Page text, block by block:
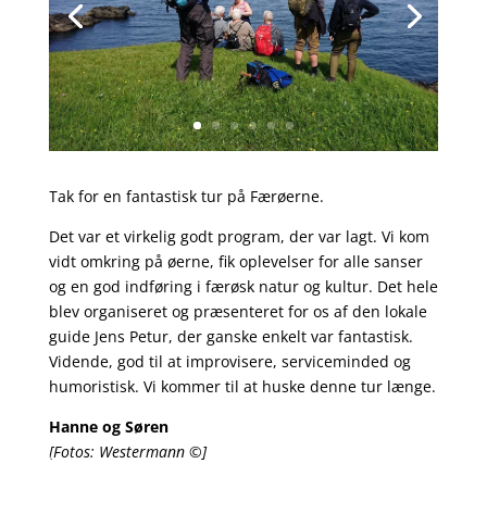
Tak for en fantastisk tur på Færøerne.
Det var et virkelig godt program, der var lagt. Vi kom
vidt omkring på øerne, fik oplevelser for alle sanser
og en god indføring i færøsk natur og kultur. Det hele
blev organiseret og præsenteret for os af den lokale
guide Jens Petur, der ganske enkelt var fantastisk.
Vidende, god til at improvisere, serviceminded og
humoristisk. Vi kommer til at huske denne tur længe.
Hanne og Søren
[Fotos: Westermann ©]